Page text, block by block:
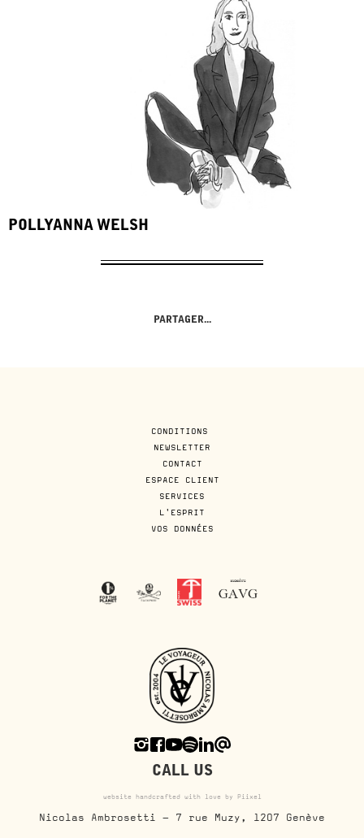
POLLYANNA WELSH
PARTAGER...
CONDITIONS
NEWSLETTER
CONTACT
ESPACE CLIENT
SERVICES
L'ESPRIT
VOS DONNÉES
CALL US
website handcrafted with love by Piixel
Nicolas Ambrosetti - 7 rue Muzy, 1207 Genève